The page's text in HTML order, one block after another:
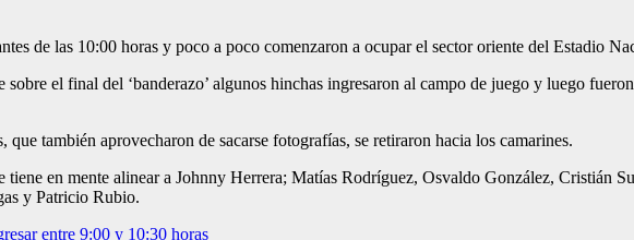
de las 10:00 horas y poco a poco comenzaron a ocupar el sector oriente del Estadio
el final del ‘banderazo’ algunos hinchas ingresaron al campo de juego y luego
también aprovecharon de sacarse fotografías, se retiraron hacia los camarines.
en mente alinear a Johnny Herrera; Matías Rodríguez, Osvaldo González, Cristián
y Patricio Rubio.
entre 9:00 y 10:30 horas